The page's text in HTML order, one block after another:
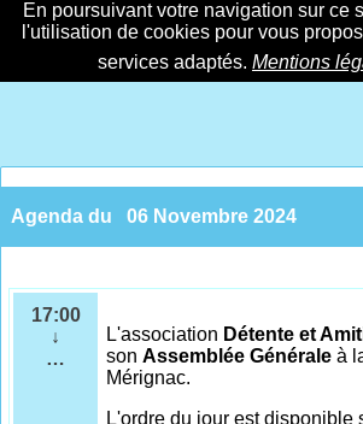
En poursuivant votre navigation sur ce
l'utilisation de cookies pour vous
services adaptés. Mentions
Agenda du 06 Novembre 2024
17:00
↓
…
L'association Détente et
son Assemblée Générale à
Mérignac.
L'ordre du jour est disponible